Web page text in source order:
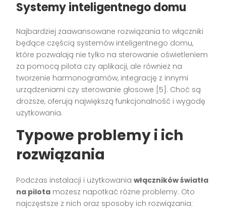
Systemy inteligentnego domu
Najbardziej zaawansowane rozwiązania to włączniki
będące częścią systemów inteligentnego domu,
które pozwalają nie tylko na sterowanie oświetleniem
za pomocą pilota czy aplikacji, ale również na
tworzenie harmonogramów, integrację z innymi
urządzeniami czy sterowanie głosowe [5]. Choć są
droższe, oferują największą funkcjonalność i wygodę
użytkowania.
Typowe problemy i ich
rozwiązania
Podczas instalacji i użytkowaniawłączników światła
na pilota możesz napotkać różne problemy. Oto
najczęstsze z nich oraz sposoby ich rozwiązania: